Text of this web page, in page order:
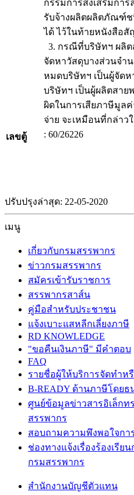
กรรมการส่งเสริมกา
รับจ้างผลิตผลิตภัณฑ์ช
ได้ ไว้ในท้ายหนังสือ
3. กรณีที่บริษัทฯ ผลิต
จัดหาวัสดุบางส่วนจำ
หมดบริษัทฯ เป็นผู้จัด
บริษัทฯ เป็นผู้ผลิตสาย
ผิดในการเสียภาษีมูล
จ่าย จะเหมือนที่กล่าว
เลขตู้
: 60/26226
ปรับปรุงล่าสุด: 22-05-2020
เมนู
เกี่ยวกับกรมสรรพากร
ข่าวกรมสรรพากร
สมัครเข้ารับราชการ
สรรพากรสาส์น
คู่มือสำหรับประชาชน
แจ้งเบาะแสหลีกเลี่ยงภาษี
RD KNOWLEDGE
"ขอคืนเงินภาษี" มีคำตอบ
FAQ
รายชื่อผู้ให้บริการจัดทำห
B-READY ด้านภาษีโดยธ
ศูนย์ข้อมูลข่าวสารอิเล็กท
สรรพากร
สอบถามความพึงพอใจกา
ช่องทางแจ้งเรื่องร้องเรี
กรมสรรพากร
สำนักงานบัญชีตัวแทน